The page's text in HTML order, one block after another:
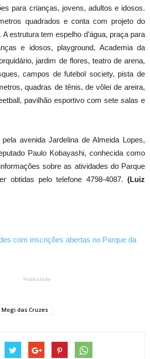
para crianças, jovens, adultos e idosos.
quadrados e conta com projeto do
estrutura tem espelho d’água, praça para
e idosos, playground, Academia da
jardim de flores, teatro de arena,
campos de futebol society, pista de
quadras de tênis, de vôlei de areira,
pavilhão esportivo com sete salas e
avenida Jardelina de Almeida Lopes,
Paulo Kobayashi, conhecida como
sobre as atividades do Parque
obtidas pelo telefone 4798-4087. (Luiz
com inscrições abertas no Parque da
Publicidade
das Cruzes